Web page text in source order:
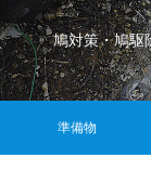
鳩対策・鳩駆
準備物